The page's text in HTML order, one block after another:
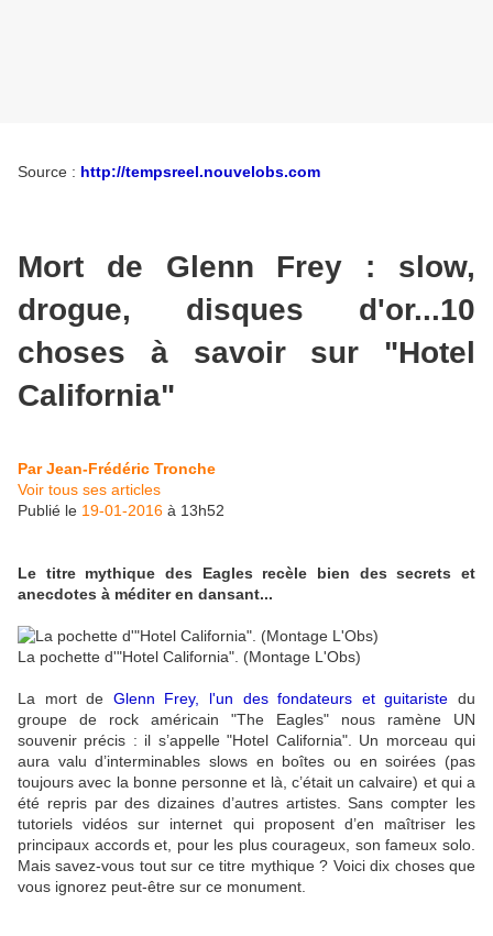
Source : http://tempsreel.nouvelobs.com
Mort de Glenn Frey : slow,
drogue, disques d'or...10
choses à savoir sur "Hotel
California"
ParJean-Frédéric Tronche
Voir tous ses articles
Publié le 19-01-2016 à 13h52
Le titre mythique des Eagles recèle bien des secrets et
anecdotes à méditer en dansant...
La pochette d'"Hotel California". (Montage L'Obs)
La mort de Glenn Frey, l'un des fondateurs et guitariste du
groupe de rock américain "The Eagles" nous ramène UN
souvenir précis : il s’appelle "Hotel California". Un morceau qui
aura valu d’interminables slows en boîtes ou en soirées (pas
toujours avec la bonne personne et là, c’était un calvaire) et qui a
été repris par des dizaines d’autres artistes. Sans compter les
tutoriels vidéos sur internet qui proposent d’en maîtriser les
principaux accords et, pour les plus courageux, son fameux solo.
Mais savez-vous tout sur ce titre mythique ? Voici dix choses que
vous ignorez peut-être sur ce monument.